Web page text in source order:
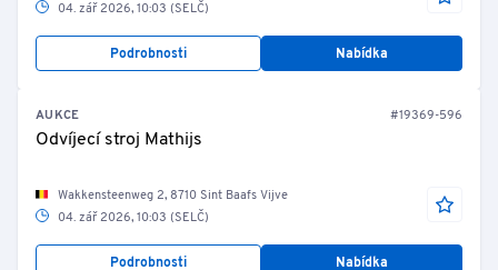
04. zář 2026, 10:03 (SELČ)
Podrobnosti Nabídka
AUKCE #19369-596
Odvíjecí stroj Mathijs
Wakkensteenweg 2, 8710 Sint Baafs Vijve
04. zář 2026, 10:03 (SELČ)
Podrobnosti Nabídka